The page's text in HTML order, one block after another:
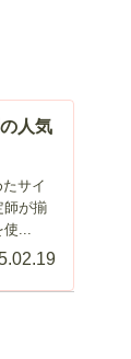
人気
サイ
師が揃
...